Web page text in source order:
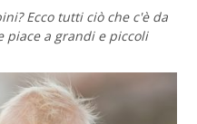
Ecco tutti ciò che c'è da
piace a grandi e piccoli